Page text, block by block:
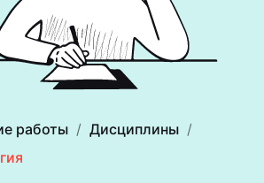
работы
Дисциплины